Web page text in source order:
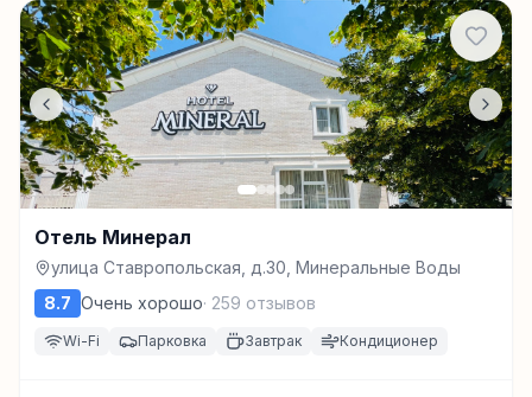
Отель Минерал
улица Ставропольская, д.30, Минеральные Воды
8.7 Очень хорошо· 259 отзывов
Wi-Fi Парковка Завтрак Кондиционер